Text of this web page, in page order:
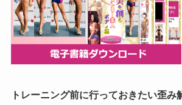
トレーニング前に行っておきたい歪み